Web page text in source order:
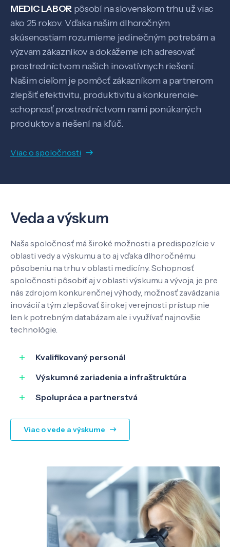
MEDIC LABOR pôsobí na slovenskom trhu už viac
ako 25 rokov. Vďaka našim dlhoročným
skúsenostiam rozumieme jedinečným potrebám a
výzvam zákazníkov a dokážeme ich adresovať
prostredníctvom našich inovatívnych riešení.
Našim cieľom je pomôcť zákazníkom a partnerom
zlepšiť efektivitu, produktivitu a konkurencie-
schopnosť prostredníctvom nami ponúkaných
produktov a riešení na kľúč.
Viac o spoločnosti
Veda a výskum
Naša spoločnosť má široké možnosti a predispozície v
oblasti vedy a výskumu a to aj vďaka dlhoročnému
pôsobeniu na trhu v oblasti medicíny. Schopnosť
spoločnosti pôsobiť aj v oblasti výskumu a vývoja, je pre
nás zdrojom konkurenčnej výhody, možnosť zavádzania
inovácií a tým zlepšovať širokej verejnosti prístup nie
len k potrebným databázam ale i využívať najnovšie
technológie.
Kvalifikovaný personál
Výskumné zariadenia a infraštruktúra
Spolupráca a partnerstvá
Viac o vede a výskume